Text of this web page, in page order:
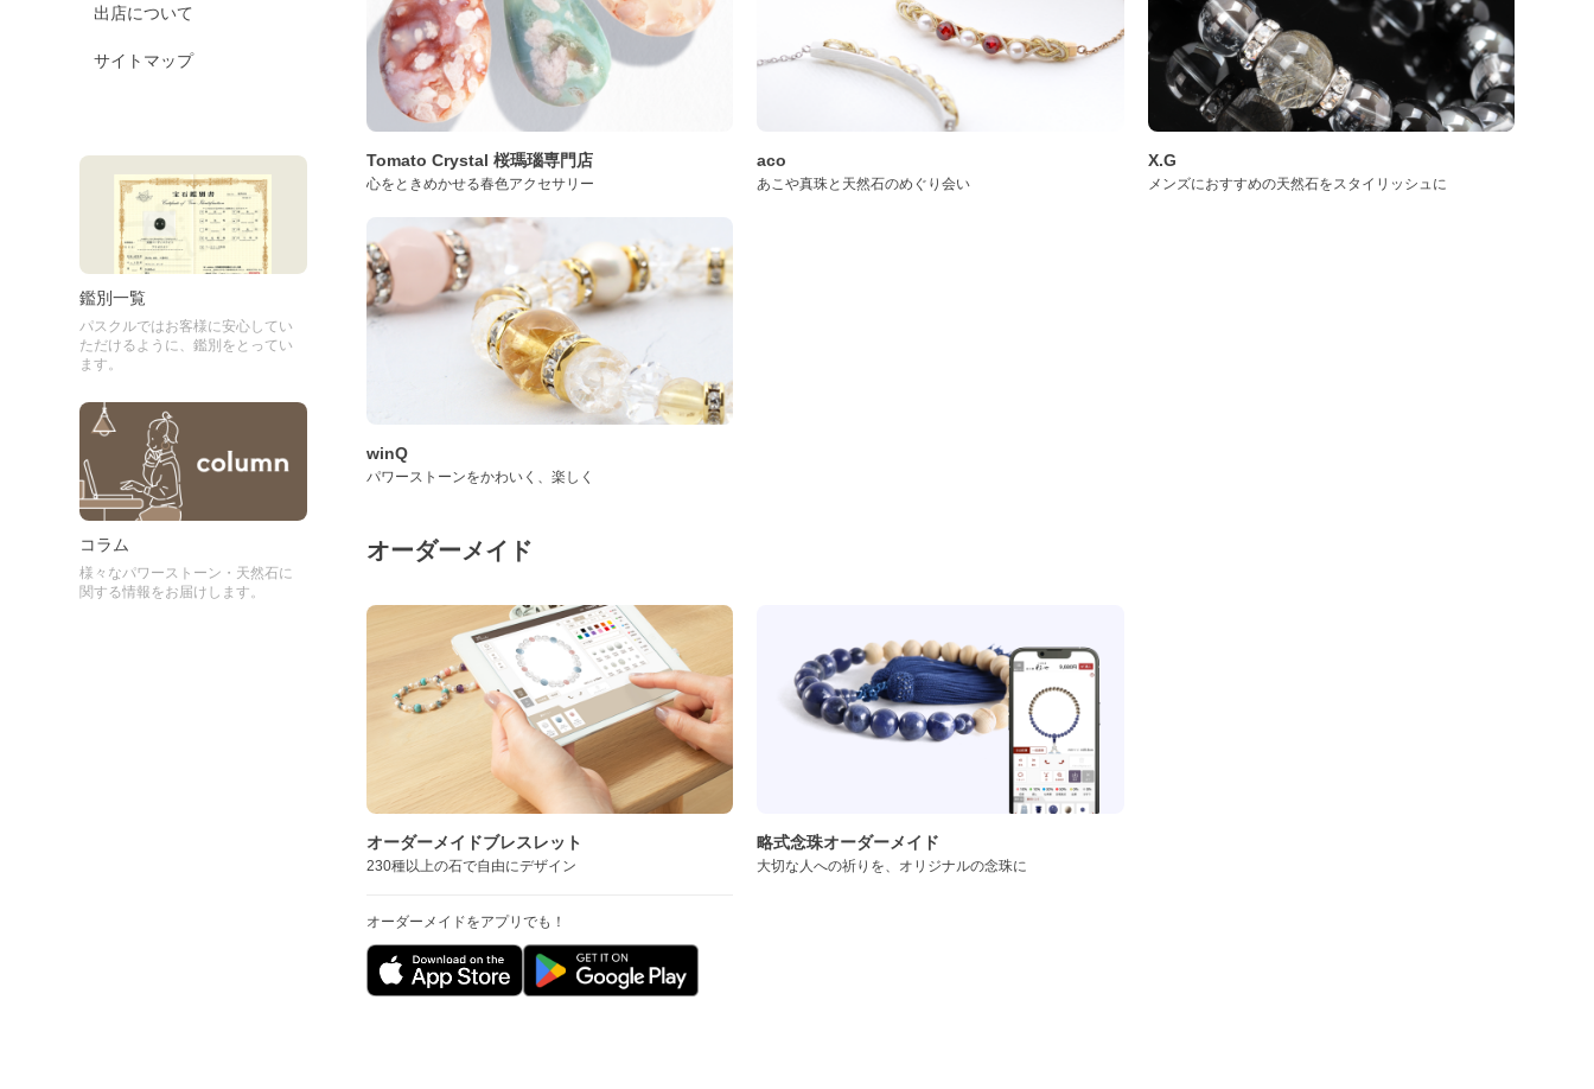
出店について
サイトマップ
鑑別一覧
パスクルではお客様に安心してい
ただけるように、鑑別をとってい
ます。
コラム
様々なパワーストーン・天然石に
関する情報をお届けします。
Tomato Crystal 桜瑪瑙専門店
心をときめかせる春色アクセサリー
aco
あこや真珠と天然石のめぐり会い
X.G
メンズにおすすめの天然石をスタイリッシュに
winQ
パワーストーンをかわいく、楽しく
オーダーメイド
オーダーメイドブレスレット
230種以上の石で自由にデザイン
オーダーメイドをアプリでも！
略式念珠オーダーメイド
大切な人への祈りを、オリジナルの念珠に